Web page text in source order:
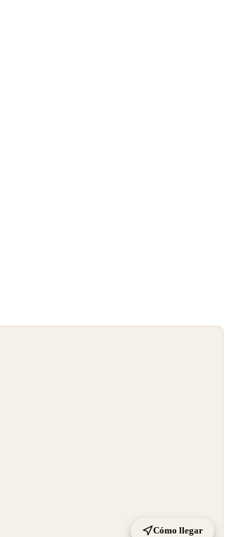
Cómo llegar